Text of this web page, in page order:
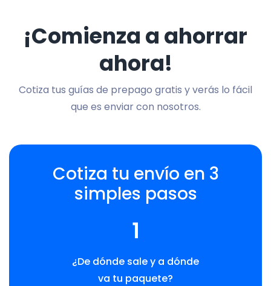
¡Comienza a ahorrar
ahora!
Cotiza tus guías de prepago gratis y verás lo fácil
que es enviar con nosotros.
Cotiza tu envío en 3
simples pasos
1
¿De dónde sale y a dónde
va tu paquete?